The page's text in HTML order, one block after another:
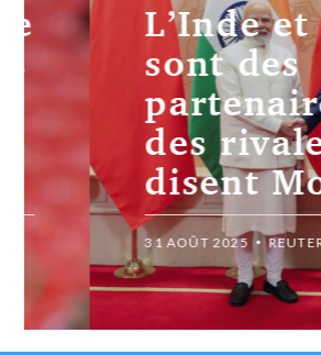
L’Inde et la
sont des
partenaires,
des rivales,
disent Modi
31 AOÛT 2025 REUTERS